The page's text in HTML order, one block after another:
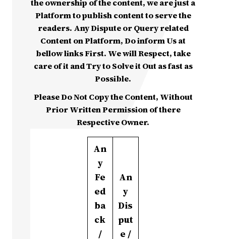
the ownership of the content, we are just a
Platform to publish content to serve the
readers. Any Dispute or Query related
Content on Platform, Do inform Us at
bellow links First. We will Respect, take
care of it and Try to Solve it Out as fast as
Possible.
Please Do Not Copy the Content, Without
Prior Written Permission of there
Respective Owner.
An
y
Fe
ed
ba
ck
/
An
y
Dis
put
e /